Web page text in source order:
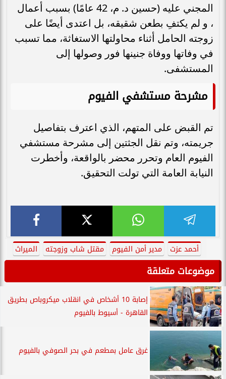
المجني عليه (حسين د. م، 42 عامًا) بسبب أعمال
، و لم يكتفِ بطعن شقيقه، بل اعتدى أيضًا على
زوجته الحامل أثناء محاولتها الاستغاثة، مما تسبب
في وفاتها ووفاة جنينها فور وصولها إلى
المستشفى.
مشرحة مستشفي الفيوم
تم القبض على المتهم، الذي اعترف بتفاصيل
جريمته، وتم نقل الجثتين إلى مشرحة مستشفي
الفيوم العام وتحرر محضر بالواقعة، وأخطرت
النيابة العامة التي تولت التحقيق.
أحمد عزت مدير أمن الفيوم مقتل شاب وزوجته الميراث
موضوعات متعلقة
إصابة 10 أشخاص في انقلاب ميكروباص بطريق
القاهرة - أسيوط بالفيوم
غرق عامل بمطعم في بحر الصوفي بالفيوم